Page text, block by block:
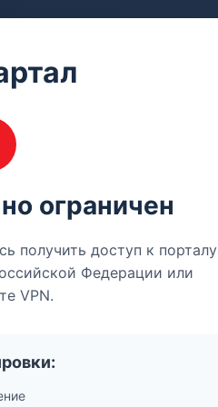
ограничен
получить доступ к порталу
Федерации или
VPN.